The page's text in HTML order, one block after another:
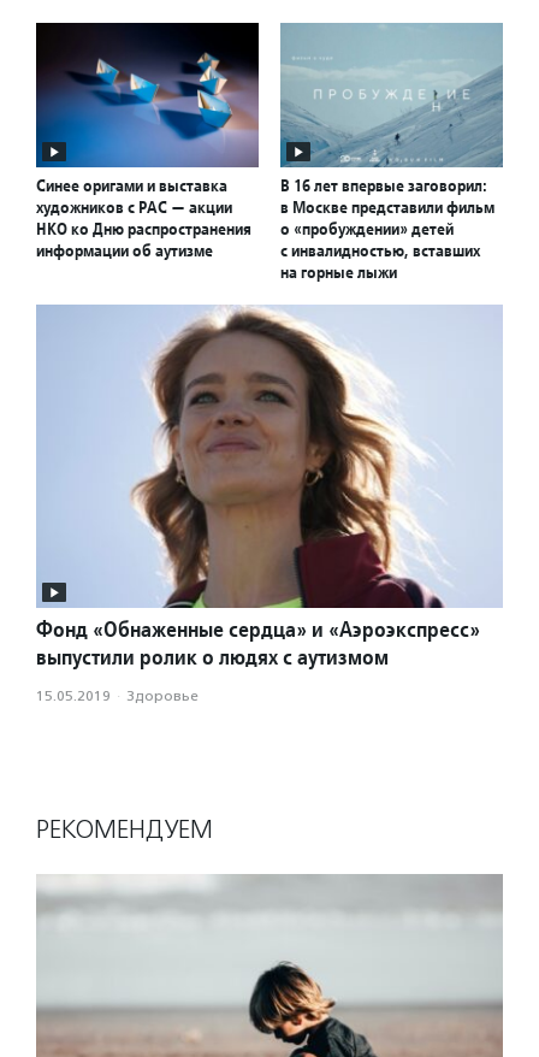
Синее оригами и выставка
художников с РАС — акции
НКО ко Дню распространения
информации об аутизме
В 16 лет впервые заговорил:
в Москве представили фильм
о «пробуждении» детей
с инвалидностью, вставших
на горные лыжи
Фонд «Обнаженные сердца» и «Аэроэкспресс»
выпустили ролик о людях с аутизмом
15.05.2019 · Здоровье
РЕКОМЕНДУЕМ